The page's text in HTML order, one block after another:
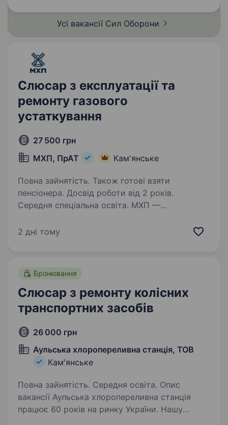
Усі вакансії Сил Оборони
Слюсар з експлуатації та
ремонту газового
устаткування
27 500 грн
МХП, ПрАТ
Кам'янське
Повна зайнятість. Також готові взяти
пенсіонера. Досвід роботи від 2 років.
Середня спеціальна освіта. МХП —
та агротехнологій. Ти точно нас знаєш
до нашої команди!…
2 дні тому
Бронювання
Слюсар з ремонту колісних
транспортних засобів
26 000 грн
Аульська хлоропереливна станція, ТОВ
Кам'янське
Повна зайнятість. Середня освіта. Опис
вакансії Аульська хлоропереливна станція
працює 60 років на ринку України. Нашу